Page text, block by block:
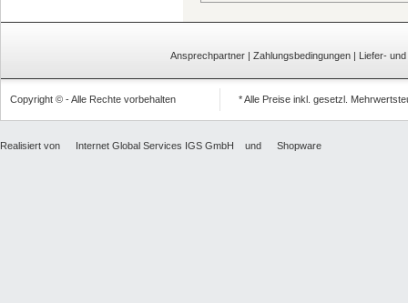
Ansprechpartner Zahlungsbedingungen Liefer-
Copyright © - Alle Rechte vorbehalten * Alle Preise inkl. gesetzl.
Realisiert von Internet Global Services IGS GmbH und Shopware